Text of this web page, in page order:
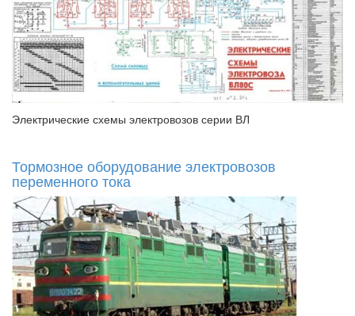
Электрические схемы электровозов серии ВЛ
Тормозное оборудование электровозов
переменного тока